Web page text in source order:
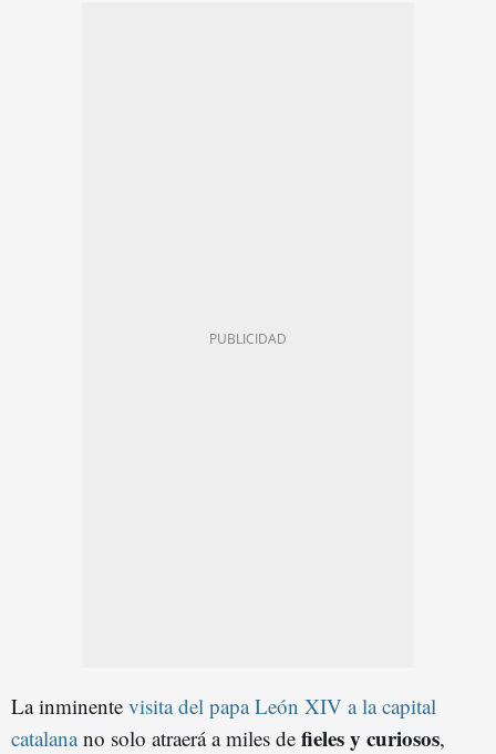
La inminente visita del papa León XIV a la capital
catalanano solo atraerá a miles de fieles y curiosos,